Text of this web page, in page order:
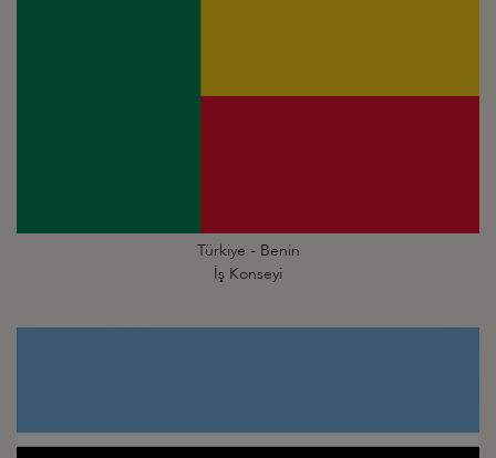
Türkiye - Benin
İş Konseyi